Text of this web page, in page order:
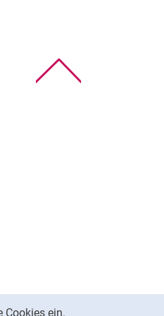
Cookies ein.